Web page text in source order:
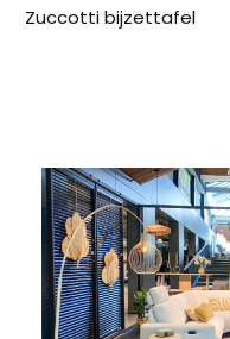
Zuccotti bijzettafel